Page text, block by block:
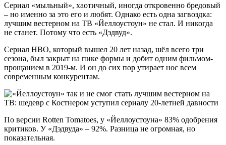
Сериал «мыльный», хаотичный, иногда откровенно бредовый
– но именно за это его и любят. Однако есть одна загвоздка:
лучшим вестерном на ТВ «Йеллоустоун» не стал. И никогда
не станет. Потому что есть «Дэдвуд».
Сериал HBO, который вышел 20 лет назад, шёл всего три
сезона, был закрыт на пике формы и добит одним фильмом-
прощанием в 2019-м. И он до сих пор утирает нос всем
современным конкурентам.
По версии Rotten Tomatoes, у «Йеллоустоуна» 83% одобрения
критиков. У «Дэдвуда» – 92%. Разница не огромная, но
показательная.